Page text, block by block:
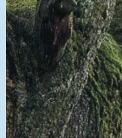
Ateliers
Psychothérapie